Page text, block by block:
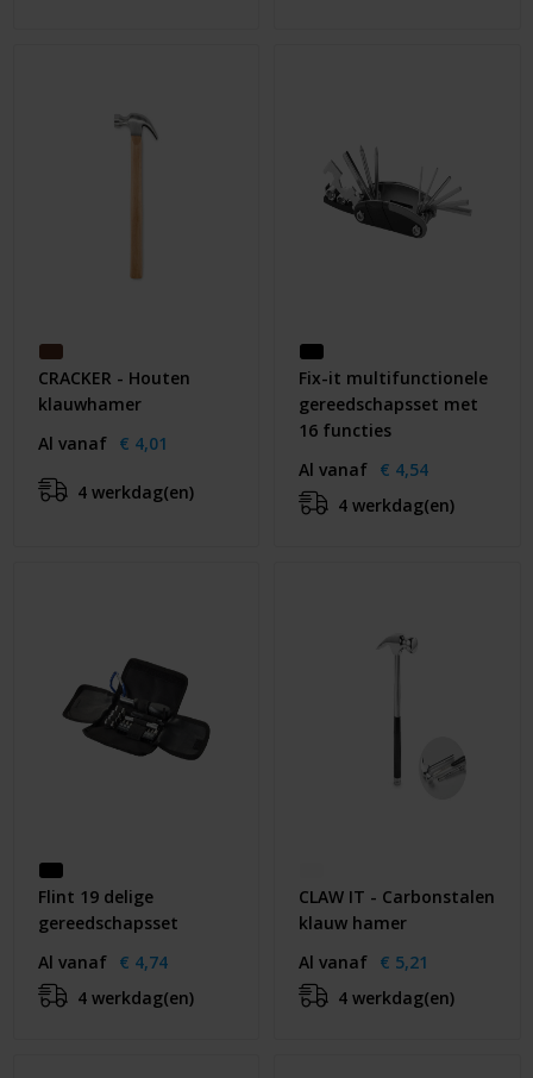
CRACKER - Houten
klauwhamer
Al vanaf € 4,01
4 werkdag(en)
Fix-it multifunctionele
gereedschapsset met
16 functies
Al vanaf € 4,54
4 werkdag(en)
Flint 19 delige
gereedschapsset
Al vanaf € 4,74
4 werkdag(en)
CLAW IT - Carbonstalen
klauw hamer
Al vanaf € 5,21
4 werkdag(en)